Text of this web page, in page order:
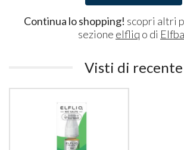
Continua lo shopping! scopri altri
sezione elfliq o di
Visti di recente